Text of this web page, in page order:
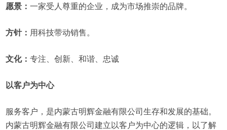
愿景：一家受人尊重的企业，成为市场推崇的品牌。
方针： 用科技带动销售。
文化：专注、创新、和谐、忠诚
以客户为中心
服务客户，是内蒙古明辉金融有限公司生存和发展的基础。
内蒙古明辉金融有限公司建立以客户为中心的逻辑，以了解